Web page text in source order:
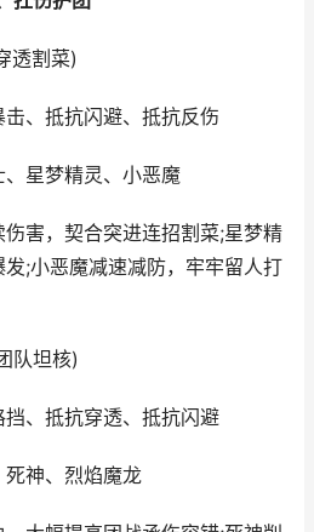
割菜)
、抵抗闪避、抵抗反伤
星梦精灵、小恶魔
害，契合突进连招割菜;星梦精
;小恶魔减速减防，牢牢留人打
坦核)
、抵抗穿透、抵抗闪避
神、烈焰魔龙